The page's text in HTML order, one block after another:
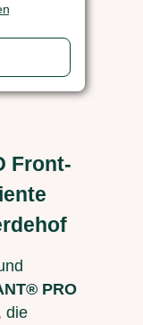
Front-
PRO
die